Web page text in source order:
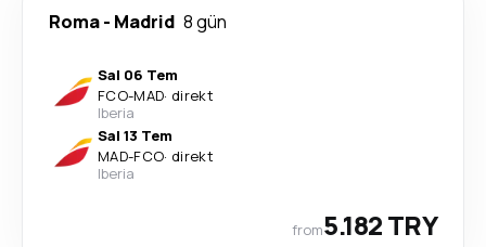
Roma- Madrid 8 gün
Sal 06 Tem
FCO-MAD· direkt
Iberia
Sal 13 Tem
MAD-FCO· direkt
Iberia
from5.182 TRY